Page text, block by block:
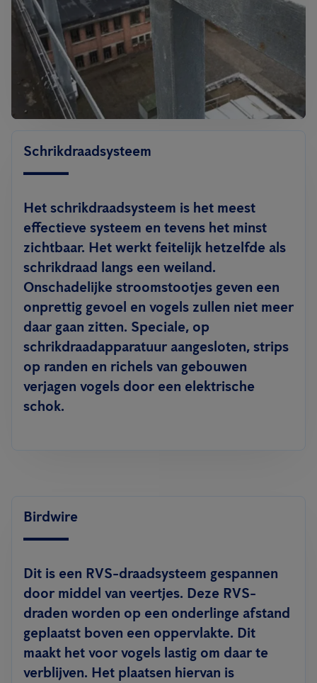
Schrikdraadsysteem
Het schrikdraadsysteem is het meest
effectieve systeem en tevens het minst
zichtbaar. Het werkt feitelijk hetzelfde als
schrikdraad langs een weiland.
Onschadelijke stroomstootjes geven een
onprettig gevoel en vogels zullen niet meer
daar gaan zitten. Speciale, op
schrikdraadapparatuur aangesloten, strips
op randen en richels van gebouwen
verjagen vogels door een elektrische
schok.
Birdwire
Dit is een RVS-draadsysteem gespannen
door middel van veertjes. Deze RVS-
draden worden op een onderlinge afstand
geplaatst boven een oppervlakte. Dit
maakt het voor vogels lastig om daar te
verblijven. Het plaatsen hiervan is